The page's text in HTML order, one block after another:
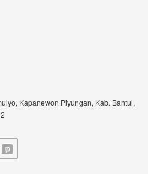
Jawa...